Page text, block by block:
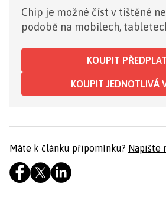
Chip je možné číst v tištěné
podobě na mobilech,
KOUPIT
KOUPIT JEDNOTLIVÁ
Máte k článku připomínku? Napište